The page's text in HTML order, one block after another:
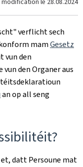
verflicht sech
mamGesetz
vun den
den Organer aus
an op all seng
et, datt Persoune mat